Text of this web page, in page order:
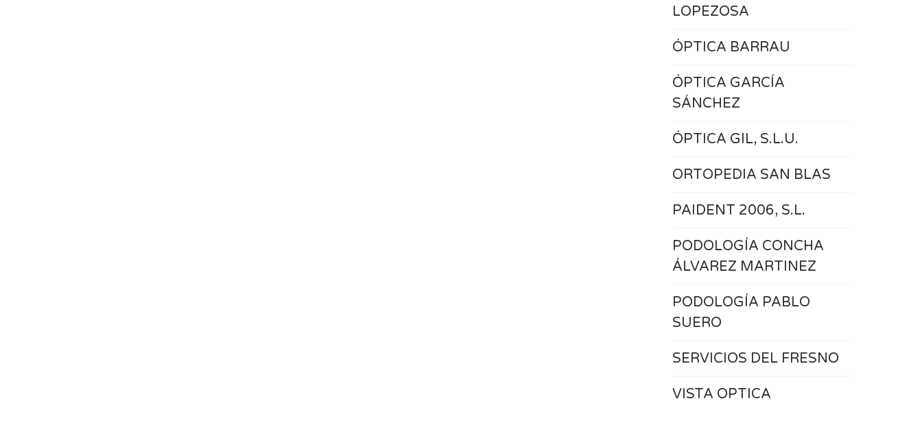
LOPEZOSA
ÓPTICA BARRAU
ÓPTICA GARCÍA
SÁNCHEZ
ÓPTICA GIL, S.L.U.
ORTOPEDIA SAN BLAS
PAIDENT 2006, S.L.
PODOLOGÍA CONCHA
ÁLVAREZ MARTINEZ
PODOLOGÍA PABLO
SUERO
SERVICIOS DEL FRESNO
VISTA OPTICA